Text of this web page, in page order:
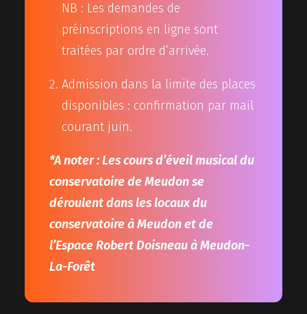
NB : Les demandes de
préinscriptions en ligne sont
traitées par ordre d’arrivée.
Admission dans la limite des places
disponibles : confirmation par mail
courant juin.
*A noter : Les cours d’éveil musical du
conservatoire de Meudon se
déroulent dans les locaux du
conservatoire à Meudon et de
l’Espace Robert Doisneau à Meudon-
La-Forêt